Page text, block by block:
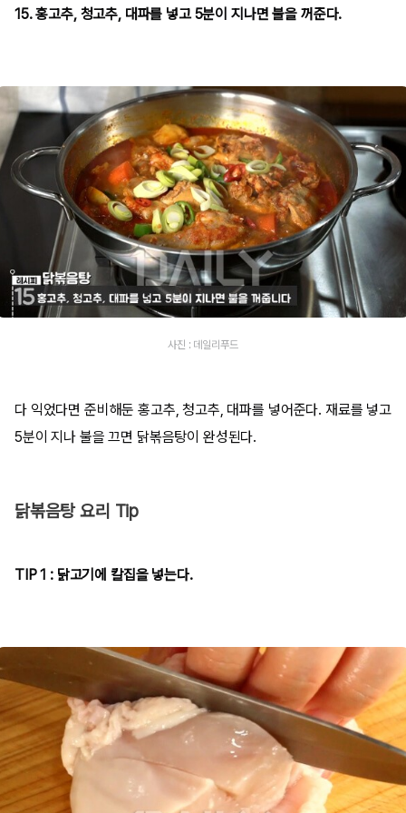
15. 홍고추, 청고추, 대파를 넣고 5분이 지나면 불을 꺼준다.
사진 : 데일리푸드
다 익었다면 준비해둔 홍고추, 청고추, 대파를 넣어준다. 재료를 넣고
5분이 지나 불을 끄면 닭볶음탕이 완성된다.
닭볶음탕 요리 Tip
TIP 1 : 닭고기에 칼집을 넣는다.